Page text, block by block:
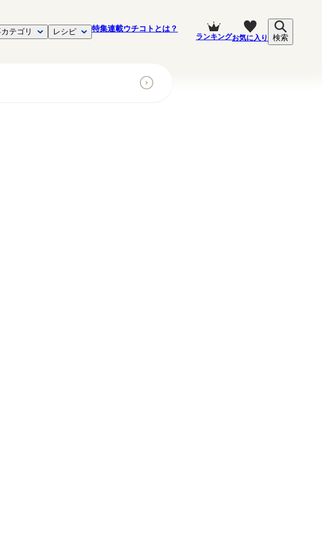
テゴリ レシピ 特集連載ウチコトとは？
ランキングお気に入り 検索